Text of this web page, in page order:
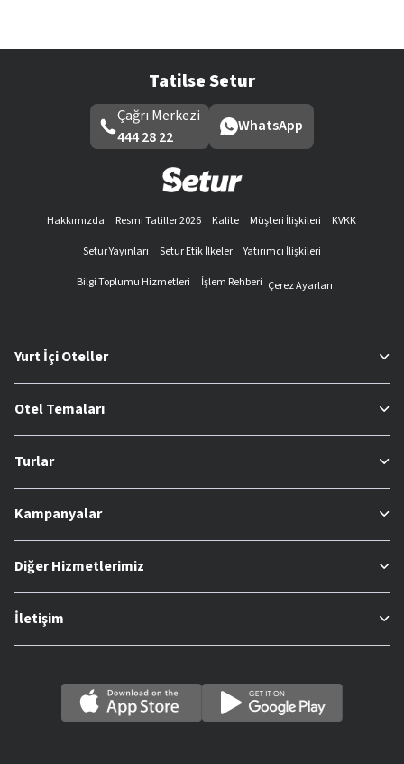
Tatilse Setur
Çağrı Merkezi
444 28 22
WhatsApp
Hakkımızda Resmi Tatiller 2026 Kalite Müşteri İlişkileri
KVKK
Setur Yayınları
Setur Etik İlkeler
Yatırımcı İlişkileri
Bilgi Toplumu Hizmetleri
İşlem Rehberi Çerez Ayarları
Yurt İçi Oteller
Otel Temaları
Turlar
Kampanyalar
Diğer Hizmetlerimiz
İletişim